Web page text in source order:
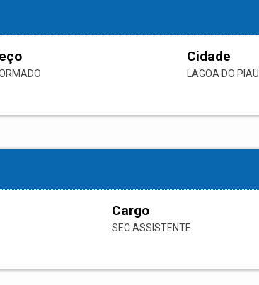
Cidade
LAGOA DO PIAUI
Cargo
SEC ASSISTENTE